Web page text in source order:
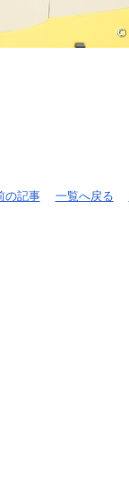
の記事 一覧へ戻る